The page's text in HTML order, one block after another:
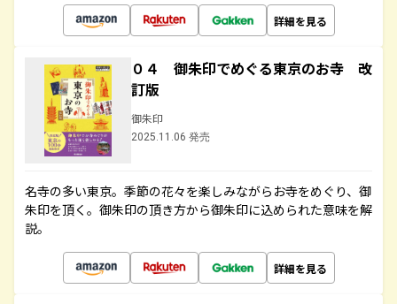
詳細を見る
０４ 御朱印でめぐる東京のお寺 改
訂版
御朱印
2025.11.06 発売
名寺の多い東京。季節の花々を楽しみながらお寺をめぐり、御
朱印を頂く。御朱印の頂き方から御朱印に込められた意味を解
説。
詳細を見る